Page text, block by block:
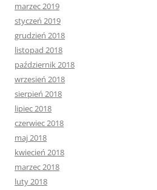
marzec 2019
styczeń 2019
grudzień 2018
listopad 2018
październik 2018
wrzesień 2018
sierpień 2018
lipiec 2018
czerwiec 2018
maj 2018
kwiecień 2018
marzec 2018
luty 2018